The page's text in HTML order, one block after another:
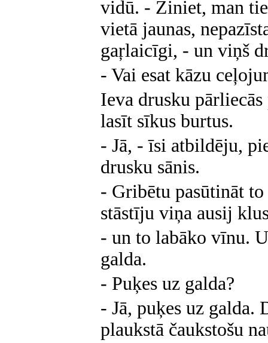
vidū. - Ziniet, man
vietā jaunas,
gaŗlaicīgi, - un viņš
- Vai esat kāzu
Ieva drusku
lasīt sīkus burtus.
- Jā, - īsi atbildēju,
drusku sānis.
- Gribētu pasūtināt
stāstīju viņa ausij
- un to labāko vīnu.
galda.
- Puķes uz galda?
- Jā, puķes uz galda.
plaukstā čaukstošu